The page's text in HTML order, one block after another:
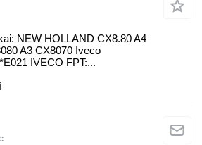
NEW HOLLAND CX8.80 A4
A3 CX8070 Iveco
IVECO FPT:...